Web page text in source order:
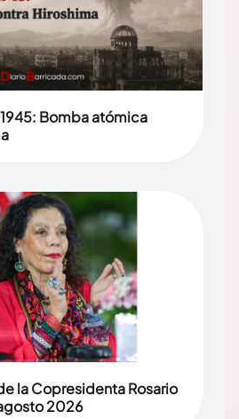
Bomba atómica
la Copresidenta Rosario
2026